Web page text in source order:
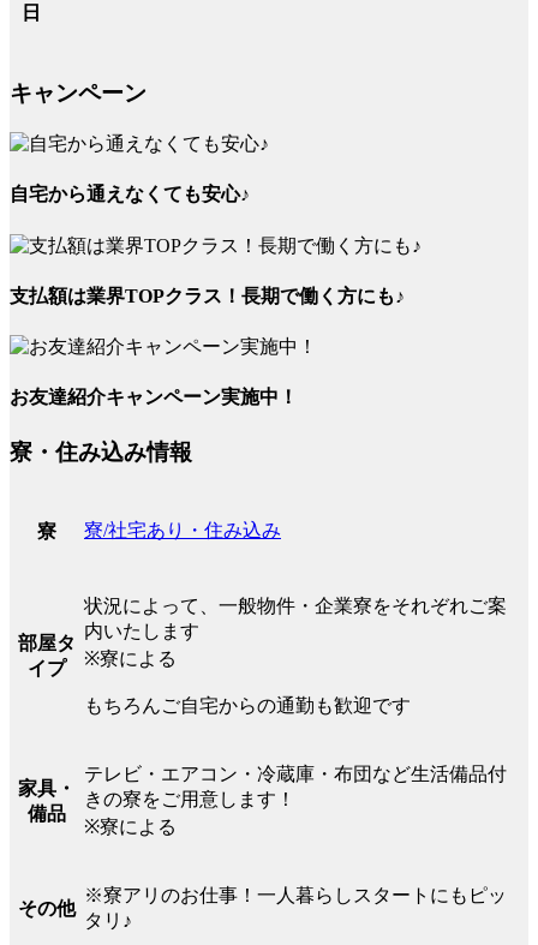
日
キャンペーン
自宅から通えなくても安心♪
支払額は業界TOPクラス！長期で働く方にも♪
お友達紹介キャンペーン実施中！
寮・住み込み情報
寮 寮/社宅あり・住み込み
部屋タ
イプ
状況によって、一般物件・企業寮をそれぞれご案
内いたします
※寮による
もちろんご自宅からの通勤も歓迎です
家具・
備品
テレビ・エアコン・冷蔵庫・布団など生活備品付
きの寮をご用意します！
※寮による
その他
※寮アリのお仕事！一人暮らしスタートにもピッ
タリ♪